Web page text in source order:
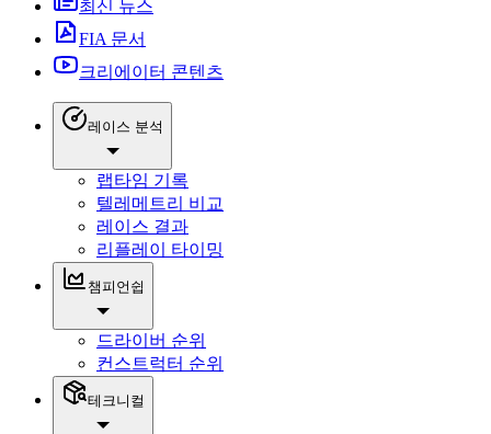
최신 뉴스
FIA 문서
크리에이터 콘텐츠
레이스 분석
랩타임 기록
텔레메트리 비교
레이스 결과
리플레이 타이밍
챔피언쉽
드라이버 순위
컨스트럭터 순위
테크니컬